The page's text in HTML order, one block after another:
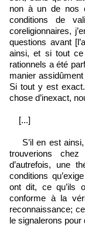
non à un de nos
conditions de
coreligionnaires,
questions avant
ainsi, et si tout ce
rationnels a été
manier
Si tout y est exact.
chose d’inexact,
[...]
S’il en est ainsi,
trouverions
d’autrefois, une
conditions
ont dit, ce qu’ils
conforme à la
reconnaissance;
le signalerons pour